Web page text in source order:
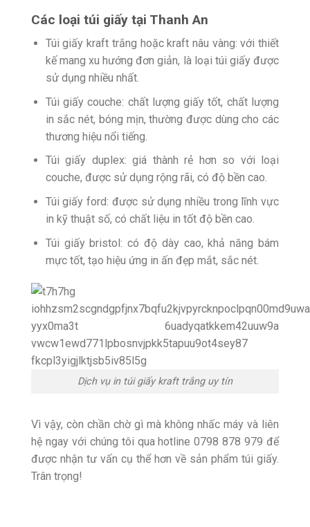
Các loại túi giấy tại Thanh An
Túi giấy kraft trắng hoặc kraft nâu vàng: với thiết
kế mang xu hướng đơn giản, là loại túi giấy được
sử dụng nhiều nhất.
Túi giấy couche: chất lượng giấy tốt, chất lượng
in sắc nét, bóng mịn, thường được dùng cho các
thương hiệu nổi tiếng.
Túi giấy duplex: giá thành rẻ hơn so với loại
couche, được sử dụng rộng rãi, có độ bền cao.
Túi giấy ford: được sử dụng nhiều trong lĩnh vực
in kỹ thuật số, có chất liệu in tốt độ bền cao.
Túi giấy bristol: có độ dày cao, khả năng bám
mực tốt, tạo hiệu ứng in ấn đẹp mắt, sắc nét.
Dịch vụ in túi giấy kraft trắng uy tín
Vì vậy, còn chần chờ gì mà không nhấc máy và liên
hệ ngay với chúng tôi qua hotline 0798 878 979 để
được nhận tư vấn cụ thể hơn về sản phẩm túi giấy.
Trân trọng!